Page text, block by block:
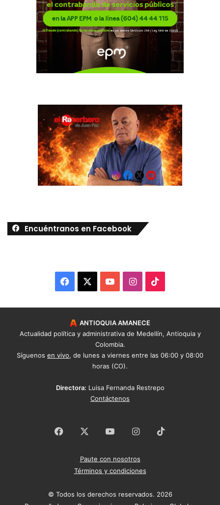
Encuéntranos en Facebook
Facebook YouTubeInstagram
ANTIOQUIA AMANECE
Actualidad política y administrativa de Medellín, Antioquia y
Colombia.
Síguenos en vivo, de lunes a viernes entre las 06:00 y 08:00
horas (CO).
Directora: Luisa Fernanda Restrepo
Contáctenos
Facebook YouTubeInstagram
Paute con nosotros
Términos y condiciones
© Todos los derechos reservados. 2026